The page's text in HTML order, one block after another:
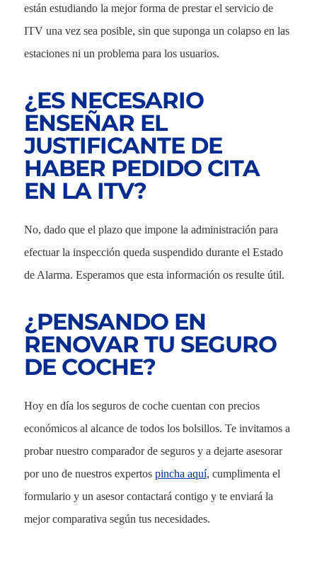
están estudiando la mejor forma de prestar el servicio de
ITV una vez sea posible, sin que suponga un colapso en las
estaciones ni un problema para los usuarios.
¿ES NECESARIO
ENSEÑAR EL
JUSTIFICANTE DE
HABER PEDIDO CITA
EN LA ITV?
No, dado que el plazo que impone la administración para
efectuar la inspección queda suspendido durante el Estado
de Alarma. Esperamos que esta información os resulte útil.
¿PENSANDO EN
RENOVAR TU SEGURO
DE COCHE?
Hoy en día los seguros de coche cuentan con precios
económicos al alcance de todos los bolsillos. Te invitamos a
probar nuestro comparador de seguros y a dejarte asesorar
por uno de nuestros expertos pincha aquí, cumplimenta el
formulario y un asesor contactará contigo y te enviará la
mejor comparativa según tus necesidades.